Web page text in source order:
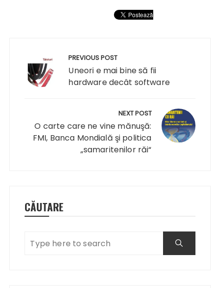
articole
PREVIOUS POST
Uneori e mai bine să fii
hardware decât software
NEXT POST
O carte care ne vine mănuşă:
FMI, Banca Mondială şi politica
„samaritenilor răi“
CĂUTARE